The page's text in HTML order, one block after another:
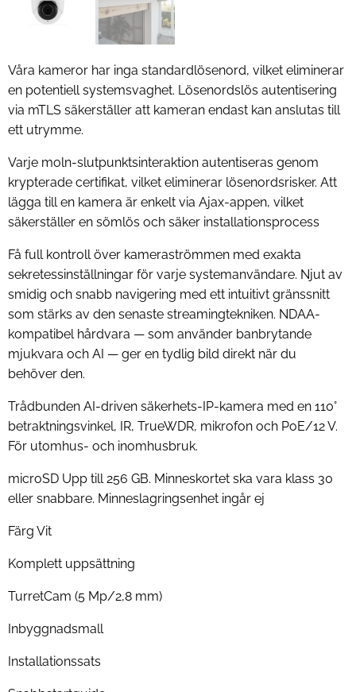
Våra kameror har inga standardlösenord, vilket eliminerar
en potentiell systemsvaghet. Lösenordslös autentisering
via mTLS säkerställer att kameran endast kan anslutas till
ett utrymme.
Varje moln-slutpunktsinteraktion autentiseras genom
krypterade certifikat, vilket eliminerar lösenordsrisker. Att
lägga till en kamera är enkelt via Ajax-appen, vilket
säkerställer en sömlös och säker installationsprocess
Få full kontroll över kameraströmmen med exakta
sekretessinställningar för varje systemanvändare. Njut av
smidig och snabb navigering med ett intuitivt gränssnitt
som stärks av den senaste streamingtekniken. NDAA-
kompatibel hårdvara — som använder banbrytande
mjukvara och AI — ger en tydlig bild direkt när du
behöver den.
Trådbunden AI-driven säkerhets-IP-kamera med en 110°
betraktningsvinkel, IR, TrueWDR, mikrofon och PoE/12 V.
För utomhus- och inomhusbruk.
microSD Upp till 256 GB. Minneskortet ska vara klass 30
eller snabbare. Minneslagringsenhet ingår ej
Färg Vit
Komplett uppsättning
TurretCam (5 Mp/2,8 mm)
Inbyggnadsmall
Installationssats